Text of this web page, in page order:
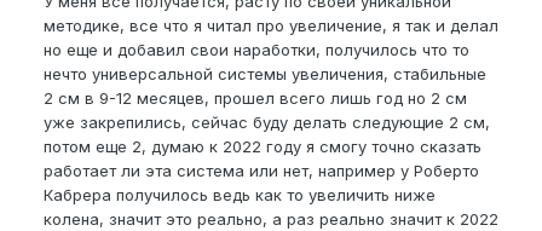
методике, все что я читал про увеличение, я так и делал
но еще и добавил свои наработки, получилось что то
нечто универсальной системы увеличения, стабильные
2 см в 9-12 месяцев, прошел всего лишь год но 2 см
уже закрепились, сейчас буду делать следующие 2 см,
потом еще 2, думаю к 2022 году я смогу точно сказать
работает ли эта система или нет, например у Роберто
Кабрера получилось ведь как то увеличить ниже
колена, значит это реально, а раз реально значит к 2022